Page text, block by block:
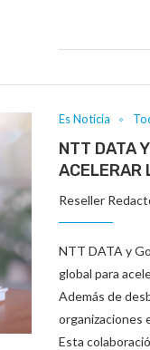
Es Noticia
NTT DATA
ACELERAR
Reseller
NTT DATA y
global para
Además de
organizaciones
Esta